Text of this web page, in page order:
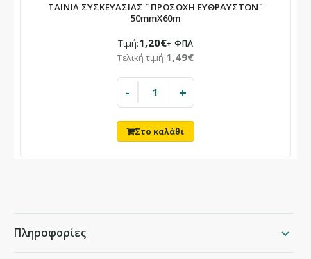
ΤΑΙΝΙΑ ΣΥΣΚΕΥΑΣΙΑΣ ¨ΠΡΟΣΟΧΗ ΕΥΘΡΑΥΣΤΟΝ¨
50mmX60m
Τιμή:1,20€+ ΦΠΑ
Τελική τιμή:1,49€
- +
Πληροφορίες